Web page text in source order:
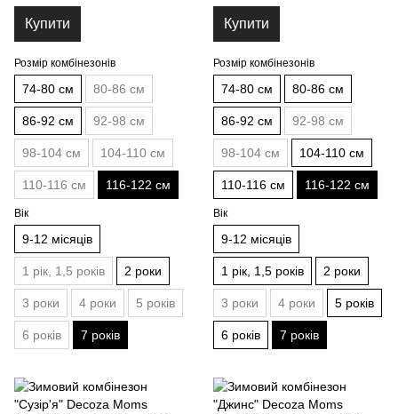
Купити
Розмір комбінезонів
74-80 см 80-86 см
86-92 см 92-98 см
98-104 см 104-110 см
110-116 см 116-122 см
Вік
9-12 місяців
1 рік, 1,5 років 2 роки
3 роки 4 роки 5 років
6 років 7 років
Купити
Розмір комбінезонів
74-80 см 80-86 см
86-92 см 92-98 см
98-104 см 104-110 см
110-116 см 116-122 см
Вік
9-12 місяців
1 рік, 1,5 років 2 роки
3 роки 4 роки 5 років
6 років 7 років